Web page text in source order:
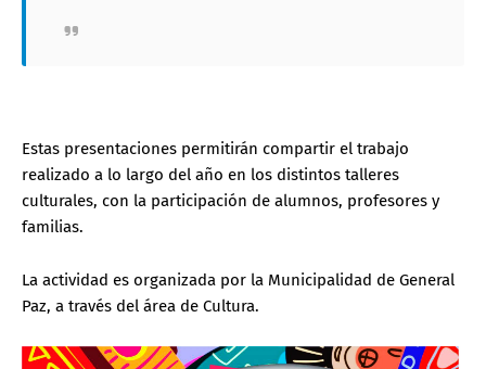
Estas presentaciones permitirán compartir el trabajo
realizado a lo largo del año en los distintos talleres
culturales, con la participación de alumnos, profesores y
familias.
La actividad es organizada por la Municipalidad de General
Paz, a través del área de Cultura.